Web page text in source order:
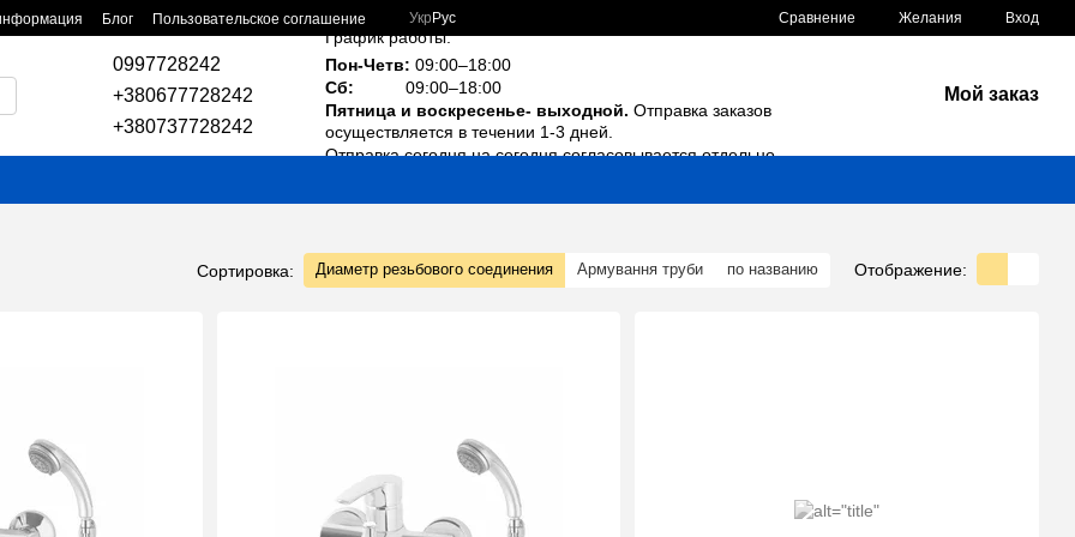
Блог Пользовательское соглашение Укр Рус Сравнение Желания Вход
0997728242
+380677728242
+380737728242
График работы:
Пон-Четв: 09:00–18:00
Сб:
09:00–18:00
Пятница и воскресенье- выходной. Отправка заказов
осуществляется в течении 1-3 дней.
Отправка сегодня на сегодня согласовывается отдельно.
Мой заказ
Сортировка: Диаметр резьбового соединения Армування труби по названию Отображение: